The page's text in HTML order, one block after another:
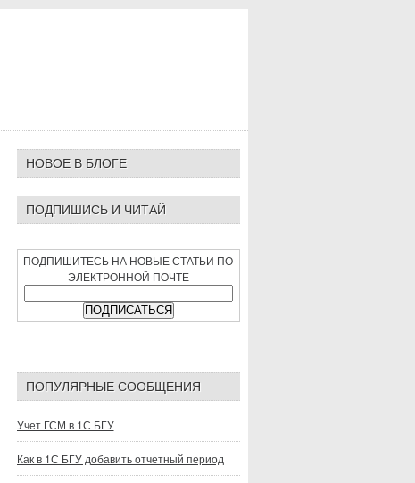
НОВОЕ В БЛОГЕ
ПОДПИШИСЬ И ЧИТАЙ
ПОДПИШИТЕСЬ НА НОВЫЕ СТАТЬИ ПО
ЭЛЕКТРОННОЙ ПОЧТЕ
ПОПУЛЯРНЫЕ СООБЩЕНИЯ
Учет ГСМ в 1С БГУ
Как в 1С БГУ добавить отчетный период